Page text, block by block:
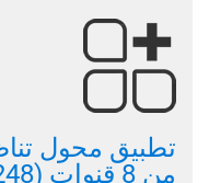
تطبيق محول